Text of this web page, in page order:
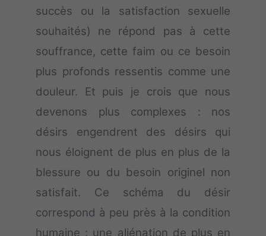
succès ou la satisfaction sexuelle
souhaités) ne répond pas à cette
souffrance, cette faim ou ce besoin
plus profonds ressentis comme une
douleur. Et puis je crois que nous
devenons plus complexes : nos
désirs engendrent des désirs qui
nous éloignent de plus en plus de la
blessure ou du besoin originel non
satisfait. Ce schéma du désir
correspond à peu près à la condition
humaine : une aliénation de plus en